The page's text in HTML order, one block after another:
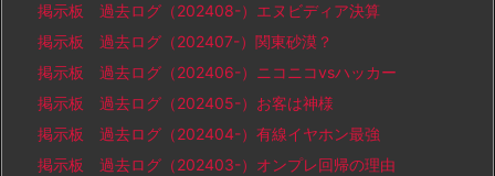
掲示板 過去ログ（202408-）エヌビディア決算
掲示板 過去ログ（202407-）関東砂漠？
掲示板 過去ログ（202406-）ニコニコvsハッカー
掲示板 過去ログ（202405-）お客は神様
掲示板 過去ログ（202404-）有線イヤホン最強
掲示板 過去ログ（202403-）オンプレ回帰の理由